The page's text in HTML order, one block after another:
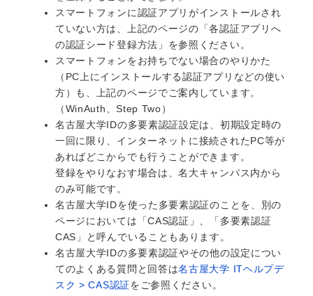
スマートフォンに認証アプリがインストールされ
ていない方は、上記のページの「各認証アプリへ
の認証シード登録方法」を参照ください。
スマートフォンをお持ちでない場合のやりかた
（PC上にインストールする認証アプリなどの使い
方）も、上記のページでご案内しています。
（WinAuth、Step Two）
名古屋大学IDの多要素認証設定は、初期設定時の
一回に限り、インターネットに接続されたPC等が
あればどこからでも行うことができます。
登録をやりなおす場合は、名大キャンパス内から
のみ可能です。
名古屋大学IDを使った多要素認証のことを、別の
ページにおいては「CAS認証」、「多要素認証
CAS」と呼んでいることもあります。
名古屋大学IDの多要素認証やその他の設定につい
てのよくある質問と回答は名古屋大学 ITヘルプデ
スク > CAS認証をご参照ください。